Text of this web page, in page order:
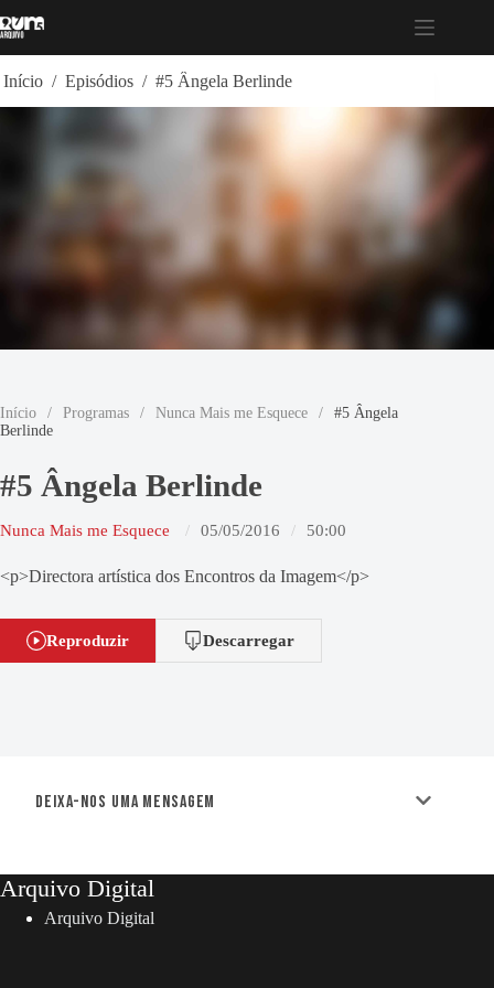
para
Início / Episódios / #5 Ângela Berlinde
Início / Programas / Nunca Mais me Esquece /
#5 Ângela
Berlinde
#5 Ângela Berlinde
Nunca Mais me Esquece 05/05/2016 50:00
<p>Directora artística dos Encontros da Imagem</p>
Reproduzir Descarregar
Deixa-nos uma mensagem
Arquivo Digital
Arquivo Digital